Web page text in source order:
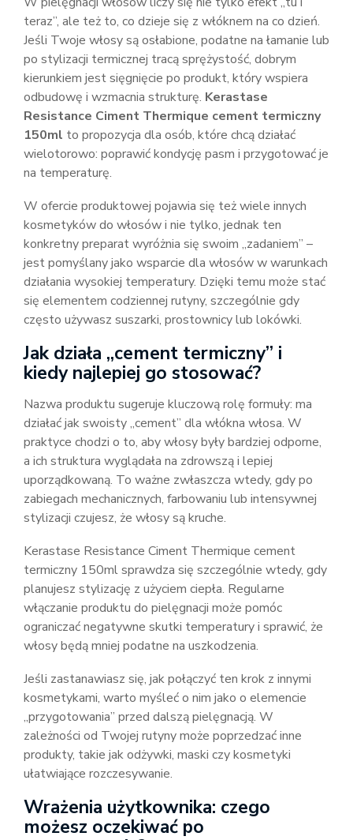
teraz”, ale też to, co dzieje się z włóknem na co dzień.
Jeśli Twoje włosy są osłabione, podatne na łamanie lub
po stylizacji termicznej tracą sprężystość, dobrym
kierunkiem jest sięgnięcie po produkt, który wspiera
odbudowę i wzmacnia strukturę. Kerastase
Resistance Ciment Thermique cement termiczny
150ml to propozycja dla osób, które chcą działać
wielotorowo: poprawić kondycję pasm i przygotować je
na temperaturę.
W ofercie produktowej pojawia się też wiele innych
kosmetyków do włosów i nie tylko, jednak ten
konkretny preparat wyróżnia się swoim „zadaniem” –
jest pomyślany jako wsparcie dla włosów w warunkach
działania wysokiej temperatury. Dzięki temu może stać
się elementem codziennej rutyny, szczególnie gdy
często używasz suszarki, prostownicy lub lokówki.
Jak działa „cement termiczny” i
kiedy najlepiej go stosować?
Nazwa produktu sugeruje kluczową rolę formuły: ma
działać jak swoisty „cement” dla włókna włosa. W
praktyce chodzi o to, aby włosy były bardziej odporne,
a ich struktura wyglądała na zdrowszą i lepiej
uporządkowaną. To ważne zwłaszcza wtedy, gdy po
zabiegach mechanicznych, farbowaniu lub intensywnej
stylizacji czujesz, że włosy są kruche.
Kerastase Resistance Ciment Thermique cement
termiczny 150ml sprawdza się szczególnie wtedy, gdy
planujesz stylizację z użyciem ciepła. Regularne
włączanie produktu do pielęgnacji może pomóc
ograniczać negatywne skutki temperatury i sprawić, że
włosy będą mniej podatne na uszkodzenia.
Jeśli zastanawiasz się, jak połączyć ten krok z innymi
kosmetykami, warto myśleć o nim jako o elemencie
„przygotowania” przed dalszą pielęgnacją. W
zależności od Twojej rutyny może poprzedzać inne
produkty, takie jak odżywki, maski czy kosmetyki
ułatwiające rozczesywanie.
Wrażenia użytkownika: czego
możesz oczekiwać po